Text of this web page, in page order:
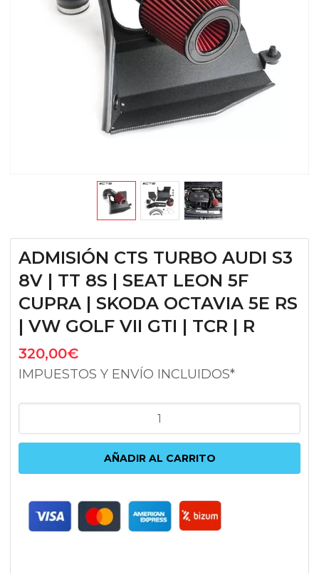
ADMISIÓN CTS TURBO AUDI S3
8V | TT 8S | SEAT LEON 5F
CUPRA | SKODA OCTAVIA 5E RS
| VW GOLF VII GTI | TCR | R
320,00€
IMPUESTOS Y ENVÍO INCLUIDOS*
CTS
AUDI
AÑADIR AL CARRITO